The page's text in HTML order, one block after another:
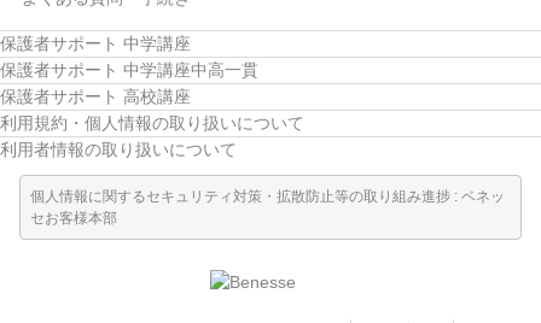
保護者サポート 中学講座
保護者サポート 中学講座中高一貫
保護者サポート 高校講座
利用規約・個人情報の取り扱いについて
利用者情報の取り扱いについて
個人情報に関するセキュリティ対策・拡散防止等の取り組み進捗 : ベネッ
セお客様本部